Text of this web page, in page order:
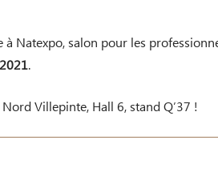
à Natexpo, salon pour les
.
Villepinte, Hall 6, stand Q’37 !